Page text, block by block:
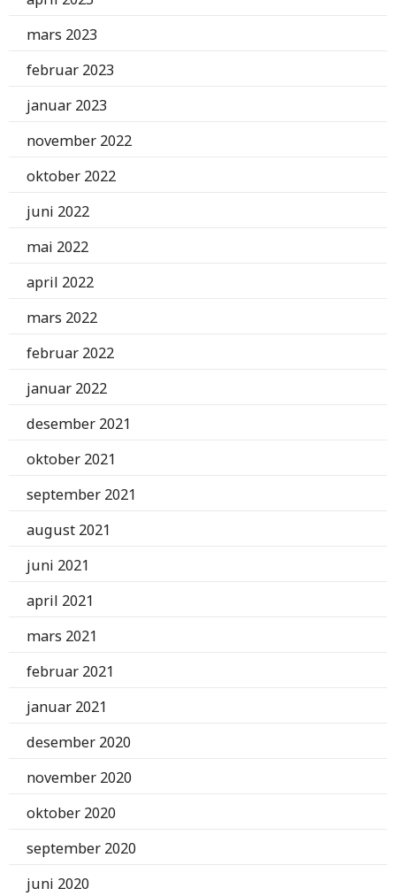
mars 2023
februar 2023
januar 2023
november 2022
oktober 2022
juni 2022
mai 2022
april 2022
mars 2022
februar 2022
januar 2022
desember 2021
oktober 2021
september 2021
august 2021
juni 2021
april 2021
mars 2021
februar 2021
januar 2021
desember 2020
november 2020
oktober 2020
september 2020
juni 2020